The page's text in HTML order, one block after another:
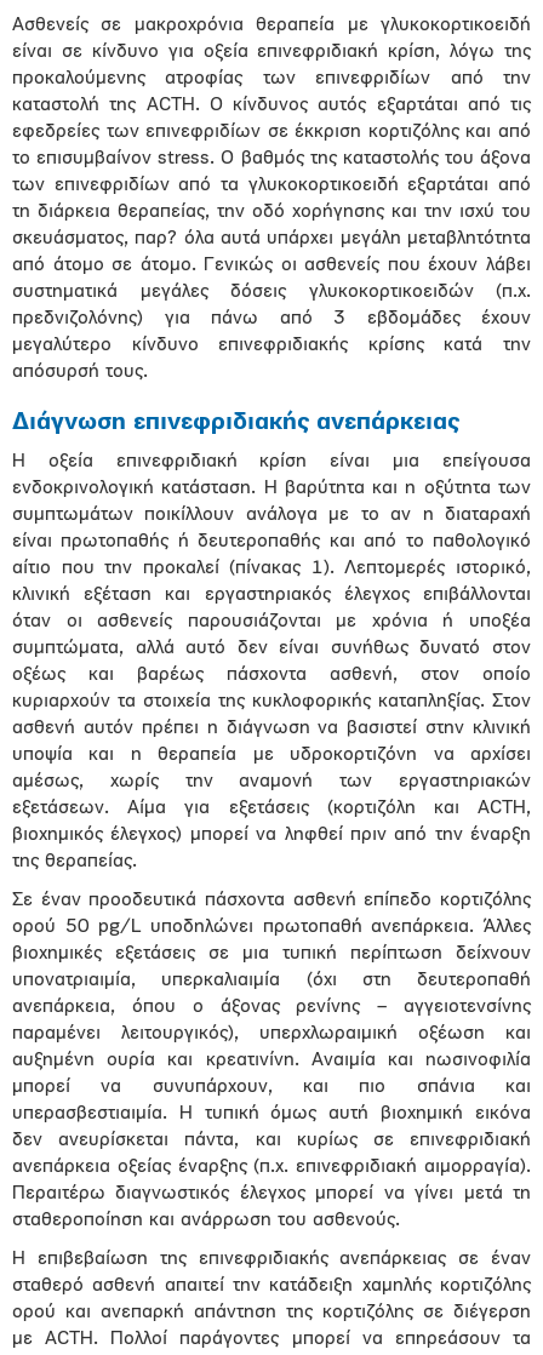
Ασθενείς σε μακροχρόνια θεραπεία με γλυκοκορτικοειδή
είναι σε κίνδυνο για οξεία επινεφριδιακή κρίση, λόγω της
προκαλούμενης ατροφίας των επινεφριδίων από την
καταστολή της ACTH. Ο κίνδυνος αυτός εξαρτάται από τις
εφεδρείες των επινεφριδίων σε έκκριση κορτιζόλης και από
το επισυμβαίνον stress. O βαθμός της καταστολής του άξονα
των επινεφριδίων από τα γλυκοκορτικοειδή εξαρτάται από
τη διάρκεια θεραπείας, την οδό χορήγησης και την ισχύ του
σκευάσματος, παρ? όλα αυτά υπάρχει μεγάλη μεταβλητότητα
από άτομο σε άτομο. Γενικώς οι ασθενείς που έχουν λάβει
συστηματικά μεγάλες δόσεις γλυκοκορτικοειδών (π.χ.
πρεδνιζολόνης) για πάνω από 3 εβδομάδες έχουν
μεγαλύτερο κίνδυνο επινεφριδιακής κρίσης κατά την
απόσυρσή τους.
Διάγνωση επινεφριδιακής ανεπάρκειας
Η οξεία επινεφριδιακή κρίση είναι μια επείγουσα
ενδοκρινολογική κατάσταση. Η βαρύτητα και η οξύτητα των
συμπτωμάτων ποικίλλουν ανάλογα με το αν η διαταραχή
είναι πρωτοπαθής ή δευτεροπαθής και από το παθολογικό
αίτιο που την προκαλεί (πίνακας 1). Λεπτομερές ιστορικό,
κλινική εξέταση και εργαστηριακός έλεγχος επιβάλλονται
όταν οι ασθενείς παρουσιάζονται με χρόνια ή υποξέα
συμπτώματα, αλλά αυτό δεν είναι συνήθως δυνατό στον
οξέως και βαρέως πάσχοντα ασθενή, στον οποίο
κυριαρχούν τα στοιχεία της κυκλοφορικής καταπληξίας. Στον
ασθενή αυτόν πρέπει η διάγνωση να βασιστεί στην κλινική
υποψία και η θεραπεία με υδροκορτιζόνη να αρχίσει
αμέσως, χωρίς την αναμονή των εργαστηριακών
εξετάσεων. Αίμα για εξετάσεις (κορτιζόλη και ACTH,
βιοχημικός έλεγχος) μπορεί να ληφθεί πριν από την έναρξη
της θεραπείας.
Σε έναν προοδευτικά πάσχοντα ασθενή επίπεδο κορτιζόλης
ορού 50 pg/L υποδηλώνει πρωτοπαθή ανεπάρκεια. Άλλες
βιοχημικές εξετάσεις σε μια τυπική περίπτωση δείχνουν
υπονατριαιμία, υπερκαλιαιμία (όχι στη δευτεροπαθή
ανεπάρκεια, όπου ο άξονας ρενίνης – αγγειοτενσίνης
παραμένει λειτουργικός), υπερχλωραιμική οξέωση και
αυξημένη ουρία και κρεατινίνη. Αναιμία και ηωσινοφιλία
μπορεί να συνυπάρχουν, και πιο σπάνια και
υπερασβεστιαιμία. Η τυπική όμως αυτή βιοχημική εικόνα
δεν ανευρίσκεται πάντα, και κυρίως σε επινεφριδιακή
ανεπάρκεια οξείας έναρξης (π.χ. επινεφριδιακή αιμορραγία).
Περαιτέρω διαγνωστικός έλεγχος μπορεί να γίνει μετά τη
σταθεροποίηση και ανάρρωση του ασθενούς.
Η επιβεβαίωση της επινεφριδιακής ανεπάρκειας σε έναν
σταθερό ασθενή απαιτεί την κατάδειξη χαμηλής κορτιζόλης
ορού και ανεπαρκή απάντηση της κορτιζόλης σε διέγερση
με ACTH. Πολλοί παράγοντες μπορεί να επηρεάσουν τα